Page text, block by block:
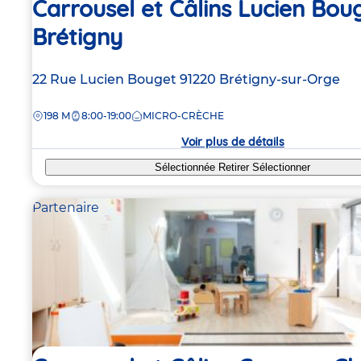
Carrousel et Câlins Lucien
Brétigny
Adresse
la
22 Rue Lucien Bouget 91220 Brétigny-sur-Orge
DISTANCE
198 M 8:00-19:00 MICRO-CRÈCHE
Voir plus de détails
Sélectionnée RetirerSélectionner
Partenaire